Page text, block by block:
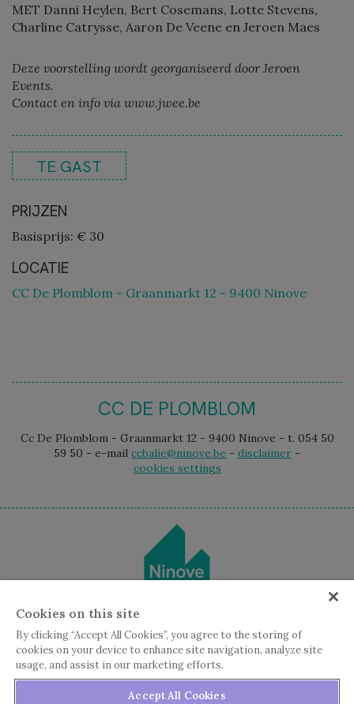
MET Danni Heylen, Bert Cosemans, Lotte Stevens,
Charline Catrysse, Aaron De Veene en Jeroen Maes
Deze voorstelling wordt georganiseerd door Jeroen
Events.
Contact en info via www.jwee.be
TE GAST
PRIJZEN
Basisprijs: € 30
LOCATIE
CC De Plomblom - Graanmarkt 12 - 9400 Ninove
CC DE PLOMBLOM
Cc De Plomblom - Graanmarkt 12 - 9400 Ninove - t. 054 50
59 50 - e-mail ccbalie@ninove.be - disclaimer -
cookies settings
Cookies on this site
By clicking “Accept All Cookies”, you agree to the storing of
cookies on your device to enhance site navigation, analyze site
usage, and assist in our marketing efforts.
Accept All Cookies